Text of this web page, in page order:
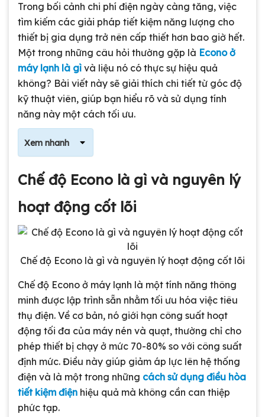
Trong bối cảnh chi phí điện ngày càng tăng, việc
tìm kiếm các giải pháp tiết kiệm năng lượng cho
thiết bị gia dụng trở nên cấp thiết hơn bao giờ hết.
Một trong những câu hỏi thường gặp là Econo ở
máy lạnh là gì và liệu nó có thực sự hiệu quả
không? Bài viết này sẽ giải thích chi tiết từ góc độ
kỹ thuật viên, giúp bạn hiểu rõ và sử dụng tính
năng này một cách tối ưu.
Xem nhanh
Chế độ Econo là gì và nguyên lý
hoạt động cốt lõi
Chế độ Econo là gì và nguyên lý hoạt động cốt lõi
Chế độ Econo ở máy lạnh là một tính năng thông
minh được lập trình sẵn nhằm tối ưu hóa việc tiêu
thụ điện. Về cơ bản, nó giới hạn công suất hoạt
động tối đa của máy nén và quạt, thường chỉ cho
phép thiết bị chạy ở mức 70-80% so với công suất
định mức. Điều này giúp giảm áp lực lên hệ thống
điện và là một trong những cách sử dụng điều hòa
tiết kiệm điện hiệu quả mà không cần can thiệp
phức tạp.